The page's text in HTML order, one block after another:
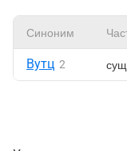
Синоним
Вутц 2